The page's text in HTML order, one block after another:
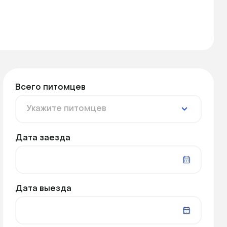
Всего питомцев
Дата заезда
Дата выезда